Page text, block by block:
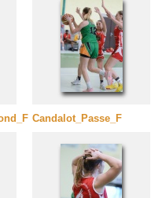
Candalot_Passe_F